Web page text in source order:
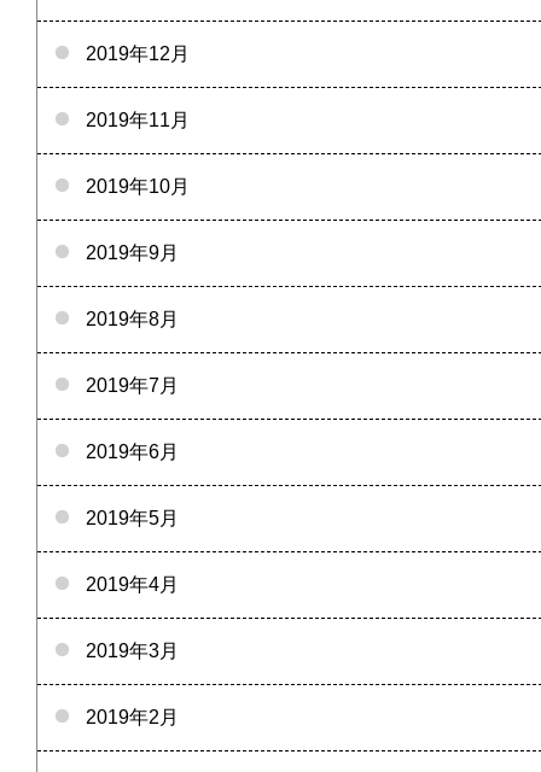
2019年12月
2019年11月
2019年10月
2019年9月
2019年8月
2019年7月
2019年6月
2019年5月
2019年4月
2019年3月
2019年2月